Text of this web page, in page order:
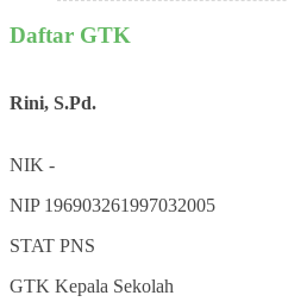
Daftar GTK
Rini, S.Pd.
NIK -
NIP 196903261997032005
STAT PNS
GTK Kepala Sekolah